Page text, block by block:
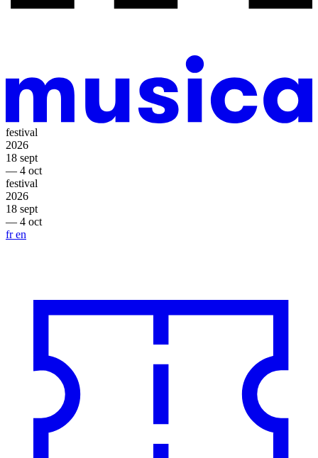
festival
2026
18 sept
— 4 oct
festival
2026
18 sept
— 4 oct
fren